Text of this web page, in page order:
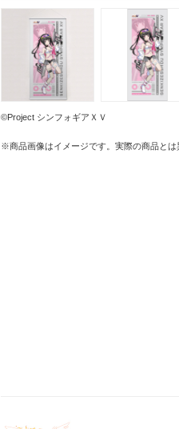
©Project シンフォギアＸＶ
※商品画像はイメージです。実際の商品と